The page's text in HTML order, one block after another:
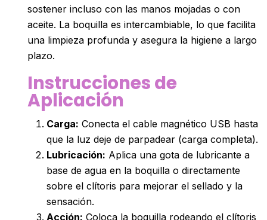
sostener incluso con las manos mojadas o con
aceite. La boquilla es intercambiable, lo que facilita
una limpieza profunda y asegura la higiene a largo
plazo.
Instrucciones de
Aplicación
Carga: Conecta el cable magnético USB hasta
que la luz deje de parpadear (carga completa).
Lubricación: Aplica una gota de lubricante a
base de agua en la boquilla o directamente
sobre el clítoris para mejorar el sellado y la
sensación.
Acción: Coloca la boquilla rodeando el clítoris